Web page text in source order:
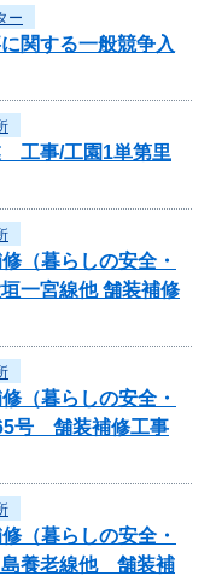
ー
関する一般競争入
工事/工園1単第里
（暮らしの安全・
一宮線他 舗装補修
（暮らしの安全・
号 舗装補修工事
（暮らしの安全・
島養老線他 舗装補